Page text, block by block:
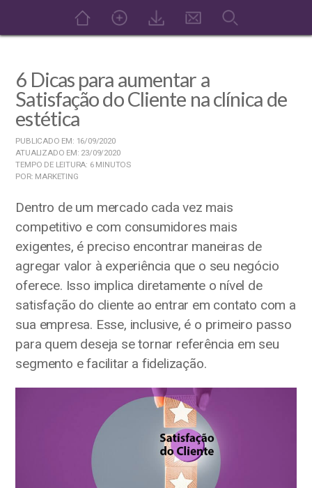
6 Dicas para aumentar a
Satisfação do Cliente na clínica de
estética
PUBLICADO EM: 16/09/2020
ATUALIZADO EM: 23/09/2020
TEMPO DE LEITURA: 6 MINUTOS
POR: MARKETING
Dentro de um mercado cada vez mais
competitivo e com consumidores mais
exigentes, é preciso encontrar maneiras de
agregar valor à experiência que o seu negócio
oferece. Isso implica diretamente o nível de
satisfação do cliente ao entrar em contato com a
sua empresa. Esse, inclusive, é o primeiro passo
para quem deseja se tornar referência em seu
segmento e facilitar a fidelização.